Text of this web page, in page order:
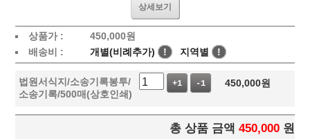
상세보기
상품가 : 450,000원
배송비 :
개별(비례추가) ! 지역별 !
법원서식지/소송기록봉투/
소송기록/500매(상호인쇄)
+1 -1 450,000원
총 상품 금액 450,000 원